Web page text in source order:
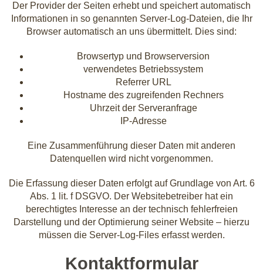
Der Provider der Seiten erhebt und speichert automatisch
Informationen in so genannten Server-Log-Dateien, die Ihr
Browser automatisch an uns übermittelt. Dies sind:
Browsertyp und Browserversion
verwendetes Betriebssystem
Referrer URL
Hostname des zugreifenden Rechners
Uhrzeit der Serveranfrage
IP-Adresse
Eine Zusammenführung dieser Daten mit anderen
Datenquellen wird nicht vorgenommen.
Die Erfassung dieser Daten erfolgt auf Grundlage von Art. 6
Abs. 1 lit. f DSGVO. Der Websitebetreiber hat ein
berechtigtes Interesse an der technisch fehlerfreien
Darstellung und der Optimierung seiner Website – hierzu
müssen die Server-Log-Files erfasst werden.
Kontaktformular